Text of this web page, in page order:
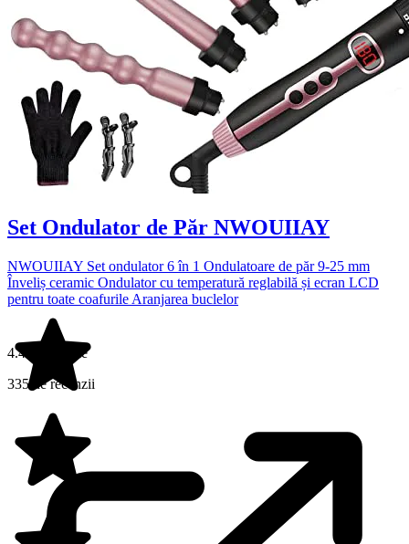
Set Ondulator de Păr NWOUIIAY
NWOUIIAY Set ondulator 6 în 1 Ondulatoare de păr 9-25 mm
Înveliș ceramic Ondulator cu temperatură reglabilă și ecran LCD
pentru toate coafurile Aranjarea buclelor
4.4 din 5 stele
335 de recenzii